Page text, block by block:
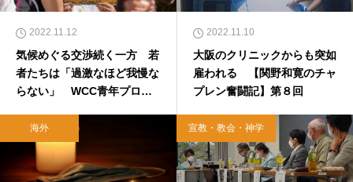
2022.11.12
気候めぐる交渉続く一方 若
者たちは「過激なほど我慢な
らない」 WCC青年プログ
2022.11.10
大阪のクリニックからも突如
雇われる 【関野和寛のチャ
プレン奮闘記】第８回
海外 宣教・教会・神学